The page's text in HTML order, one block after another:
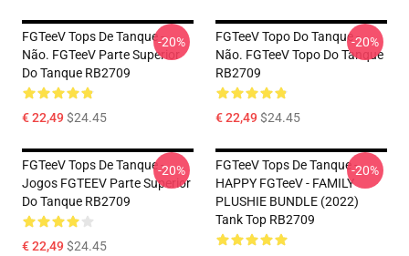
FGTeeV Tops De Tanque -
Não. FGTeeV Parte Superior
Do Tanque RB2709
€ 22,49$24.45
-20%
FGTeeV Topo Do Tanque -
Não. FGTeeV Topo Do Tanque
RB2709
€ 22,49$24.45
-20%
FGTeeV Tops De Tanque -
Jogos FGTEEV Parte Superior
Do Tanque RB2709
€ 22,49$24.45
-20%
FGTeeV Tops De Tanque -
HAPPY FGTeeV - FAMILY
PLUSHIE BUNDLE (2022)
Tank Top RB2709
-20%